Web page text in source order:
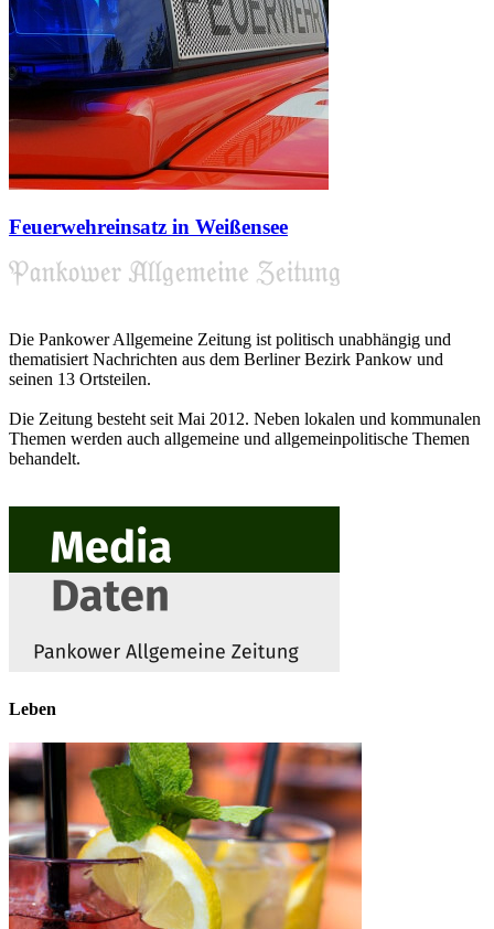
Feuerwehreinsatz in Weißensee
Die Pankower Allgemeine Zeitung ist politisch unabhängig und
thematisiert Nachrichten aus dem Berliner Bezirk Pankow und
seinen 13 Ortsteilen.
Die Zeitung besteht seit Mai 2012. Neben lokalen und kommunalen
Themen werden auch allgemeine und allgemeinpolitische Themen
behandelt.
Leben